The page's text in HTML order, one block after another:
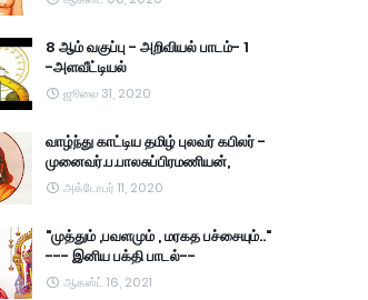
8 ஆம் வகுப்பு - அறிவியல் பாடம்- 1
-அளவீட்டியல்
ஜூலை 31, 2020
வாழ்ந்து காட்டிய தமிழ் புலவர் கபிலர் -
முனைவர்.ப.பாலசுப்பிரமணியன்,
அக்டோபர் 11, 2020
"முத்தும் ,பவளமும் , மரகத பச்சையும்.."
--- இனிய பக்தி பாடல்--
ஆகஸ்ட் 16, 2021